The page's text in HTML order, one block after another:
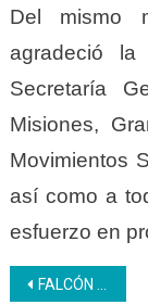
Del mismo
agradeció
Secretaría
Misiones,
Movimientos
así como a
esfuerzo en
FALCÓN | Inces actualiza acuerdos de formación con el CEF Pdvsa